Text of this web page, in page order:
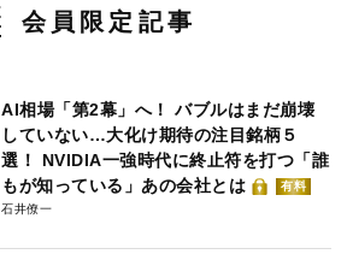
会員限定記事
AI相場「第2幕」へ！ バブルはまだ崩壊
していない…大化け期待の注目銘柄５
選！ NVIDIA一強時代に終止符を打つ「誰
もが知っている」あの会社とは
有料
石井僚一